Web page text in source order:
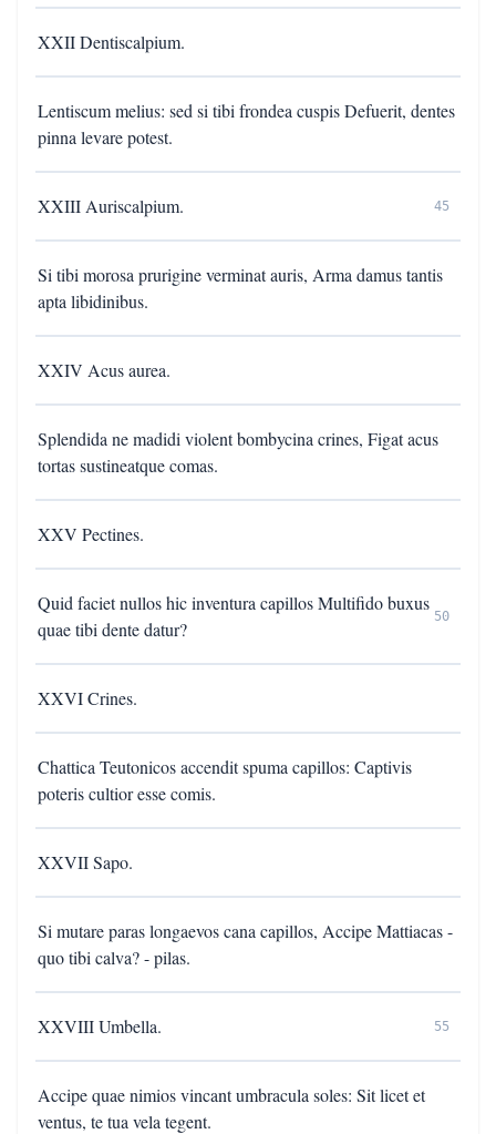
XXII Dentiscalpium.
Lentiscum melius: sed si tibi frondea cuspis Defuerit, dentes
pinna levare potest.
XXIII Auriscalpium. 45
Si tibi morosa prurigine verminat auris, Arma damus tantis
apta libidinibus.
XXIV Acus aurea.
Splendida ne madidi violent bombycina crines, Figat acus
tortas sustineatque comas.
XXV Pectines.
Quid faciet nullos hic inventura capillos Multifido buxus
quae tibi dente datur?
50
XXVI Crines.
Chattica Teutonicos accendit spuma capillos: Captivis
poteris cultior esse comis.
XXVII Sapo.
Si mutare paras longaevos cana capillos, Accipe Mattiacas -
quo tibi calva? - pilas.
XXVIII Umbella. 55
Accipe quae nimios vincant umbracula soles: Sit licet et
ventus, te tua vela tegent.